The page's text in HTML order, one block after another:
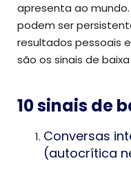
apresenta ao
podem ser
resultados pessoais
são os sinais de
10 sinais de
Conversas
(autocrítica